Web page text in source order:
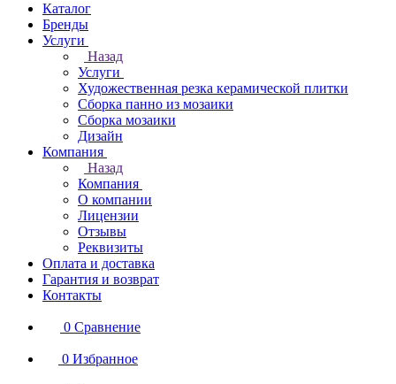
Каталог
Бренды
Услуги
Назад
Услуги
Художественная резка керамической плитки
Сборка панно из мозаики
Сборка мозаики
Дизайн
Компания
Назад
Компания
О компании
Лицензии
Отзывы
Реквизиты
Оплата и доставка
Гарантия и возврат
Контакты
0 Сравнение
0 Избранное